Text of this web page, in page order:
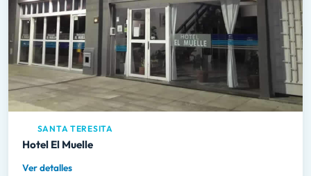
SANTA TERESITA
Hotel El Muelle
Ver detalles